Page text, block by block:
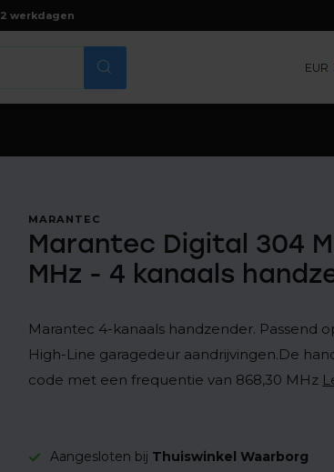
2 werkdagen
EUR
MARANTEC
Marantec Digital 304
MHz - 4 kanaals
Marantec 4-kanaals handzender. Passend
High-Line garagedeur aandrijvingen.De
code met een frequentie van 868,30 MHz
Aangesloten bij Thuiswinkel Waarborg